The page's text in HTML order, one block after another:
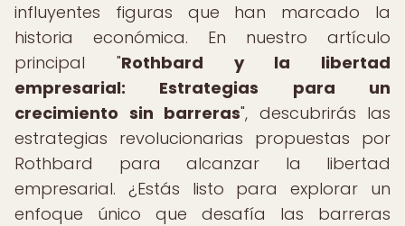
influyentes figuras que han marcado la
historia económica. En nuestro artículo
principal "Rothbard y la libertad
empresarial: Estrategias para un
crecimiento sin barreras", descubrirás las
estrategias revolucionarias propuestas por
Rothbard para alcanzar la libertad
empresarial. ¿Estás listo para explorar un
enfoque único que desafía las barreras